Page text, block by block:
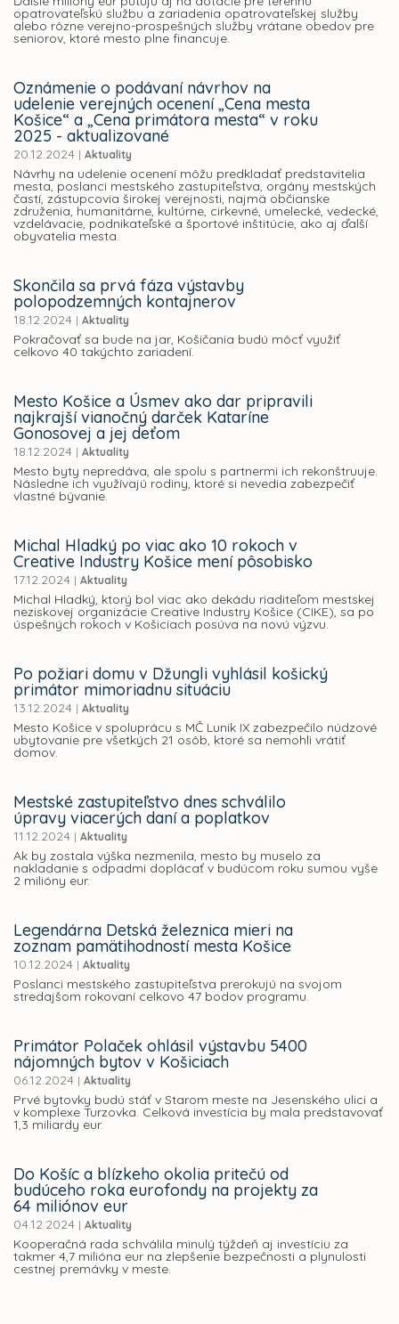
opatrovateľskú službu a zariadenia opatrovateľskej služby
alebo rôzne verejno-prospešných služby vrátane obedov pre
seniorov, ktoré mesto plne financuje.
Oznámenie o podávaní návrhov na
udelenie verejných ocenení „Cena mesta
Košice“ a „Cena primátora mesta“ v roku
2025 - aktualizované
20.12.2024 | Aktuality
Návrhy na udelenie ocenení môžu predkladať predstavitelia
mesta, poslanci mestského zastupiteľstva, orgány mestských
častí, zástupcovia širokej verejnosti, najmä občianske
združenia, humanitárne, kultúrne, cirkevné, umelecké, vedecké,
vzdelávacie, podnikateľské a športové inštitúcie, ako aj ďalší
obyvatelia mesta.
Skončila sa prvá fáza výstavby
polopodzemných kontajnerov
18.12.2024 | Aktuality
Pokračovať sa bude na jar, Košičania budú môcť využiť
celkovo 40 takýchto zariadení.
Mesto Košice a Úsmev ako dar pripravili
najkrajší vianočný darček Kataríne
Gonosovej a jej deťom
18.12.2024 | Aktuality
Mesto byty nepredáva, ale spolu s partnermi ich rekonštruuje.
Následne ich využívajú rodiny, ktoré si nevedia zabezpečiť
vlastné bývanie.
Michal Hladký po viac ako 10 rokoch v
Creative Industry Košice mení pôsobisko
17.12.2024 | Aktuality
Michal Hladký, ktorý bol viac ako dekádu riaditeľom mestskej
neziskovej organizácie Creative Industry Košice (CIKE), sa po
úspešných rokoch v Košiciach posúva na novú výzvu.
Po požiari domu v Džungli vyhlásil košický
primátor mimoriadnu situáciu
13.12.2024 | Aktuality
Mesto Košice v spoluprácu s MČ Lunik IX zabezpečilo núdzové
ubytovanie pre všetkých 21 osôb, ktoré sa nemohli vrátiť
domov.
Mestské zastupiteľstvo dnes schválilo
úpravy viacerých daní a poplatkov
11.12.2024 | Aktuality
Ak by zostala výška nezmenila, mesto by muselo za
nakladanie s odpadmi doplácať v budúcom roku sumou vyše
2 milióny eur.
Legendárna Detská železnica mieri na
zoznam pamätihodností mesta Košice
10.12.2024 | Aktuality
Poslanci mestského zastupiteľstva prerokujú na svojom
stredajšom rokovaní celkovo 47 bodov programu.
Primátor Polaček ohlásil výstavbu 5400
nájomných bytov v Košiciach
06.12.2024 | Aktuality
Prvé bytovky budú stáť v Starom meste na Jesenského ulici a
v komplexe Turzovka. Celková investícia by mala predstavovať
1,3 miliardy eur.
Do Košíc a blízkeho okolia pritečú od
budúceho roka eurofondy na projekty za
64 miliónov eur
04.12.2024 | Aktuality
Kooperačná rada schválila minulý týždeň aj investíciu za
takmer 4,7 milióna eur na zlepšenie bezpečnosti a plynulosti
cestnej premávky v meste.